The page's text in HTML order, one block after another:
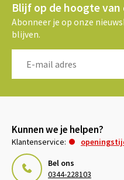
Blijf op de hoogte
Abonneer je op onze
blijven.
Kunnen we je helpen?
Klantenservice:
Bel ons
0344-228103